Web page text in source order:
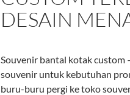
DESAIN
Souvenir bantal kotak custom
souvenir untuk kebutuhan
buru-buru pergi ke toko